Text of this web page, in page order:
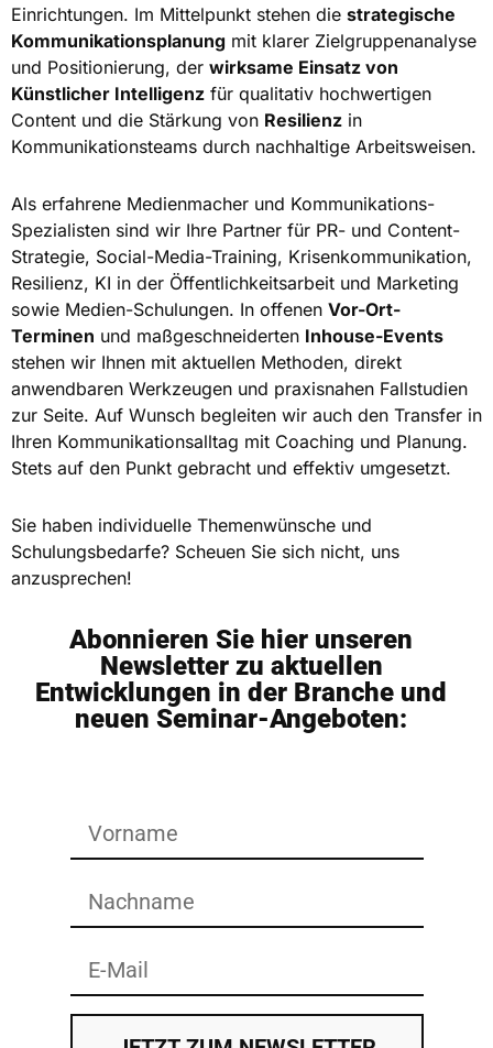
Einrichtungen. Im Mittelpunkt stehen die strategische
Kommunikationsplanung mit klarer Zielgruppenanalyse
und Positionierung, der wirksame Einsatz von
Künstlicher Intelligenz für qualitativ hochwertigen
Content und die Stärkung von Resilienz in
Kommunikationsteams durch nachhaltige Arbeitsweisen.
Als erfahrene Medienmacher und Kommunikations-
Spezialisten sind wir Ihre Partner für PR- und Content-
Strategie, Social-Media-Training, Krisenkommunikation,
Resilienz, KI in der Öffentlichkeitsarbeit und Marketing
sowie Medien-Schulungen. In offenen Vor-Ort-
Terminen und maßgeschneiderten Inhouse-Events
stehen wir Ihnen mit aktuellen Methoden, direkt
anwendbaren Werkzeugen und praxisnahen Fallstudien
zur Seite. Auf Wunsch begleiten wir auch den Transfer in
Ihren Kommunikationsalltag mit Coaching und Planung.
Stets auf den Punkt gebracht und effektiv umgesetzt.
Sie haben individuelle Themenwünsche und
Schulungsbedarfe? Scheuen Sie sich nicht, uns
anzusprechen!
Abonnieren Sie hier unseren
Newsletter zu aktuellen
Entwicklungen in der Branche und
neuen Seminar-Angeboten: